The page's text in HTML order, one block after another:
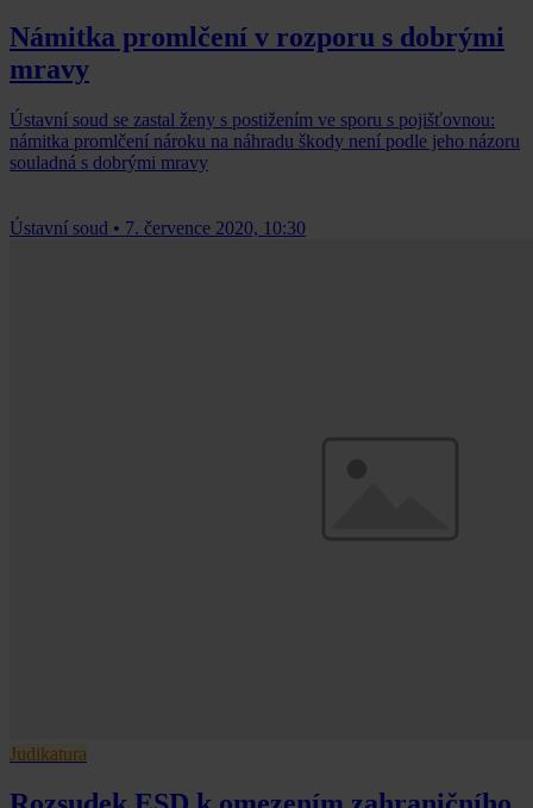
Námitka promlčení v rozporu s dobrými
mravy
Ústavní soud se zastal ženy s postižením ve sporu s pojišťovnou:
námitka promlčení nároku na náhradu škody není podle jeho názoru
souladná s dobrými mravy
Ústavní soud • 7. července 2020, 10:30
Judikatura